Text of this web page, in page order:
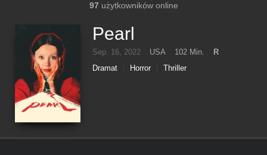
97 użytkowników online
Pearl
Sep. 16, 2022 USA 102 Min.
R
Dramat
Horror Thriller